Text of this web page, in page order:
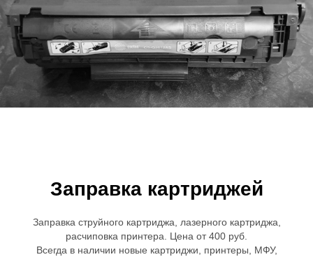
Заправка картриджей
Заправка струйного картриджа, лазерного картриджа,
расчиповка принтера. Цена от 400 руб.
Всегда в наличии новые картриджи, принтеры, МФУ,